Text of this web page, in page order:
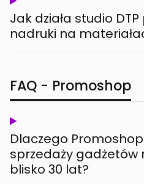
Jak działa studio
nadruki na
FAQ - Promoshop
Dlaczego
sprzedaży gadżetów
blisko 30 lat?